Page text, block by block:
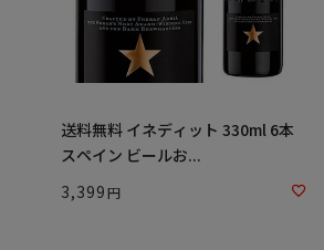
送料無料 イネディット 330ml 6本
スペイン ビールお...
3,399